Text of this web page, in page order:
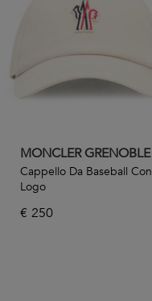
MONCLER GRENOBLE
Cappello Da Baseball Con
Logo
€ 250